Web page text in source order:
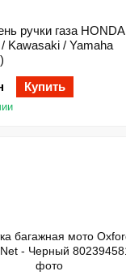
ручки газа
Kawasaki / Yamaha
Купить